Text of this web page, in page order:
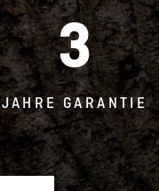
3
JAHRE GARANTIE